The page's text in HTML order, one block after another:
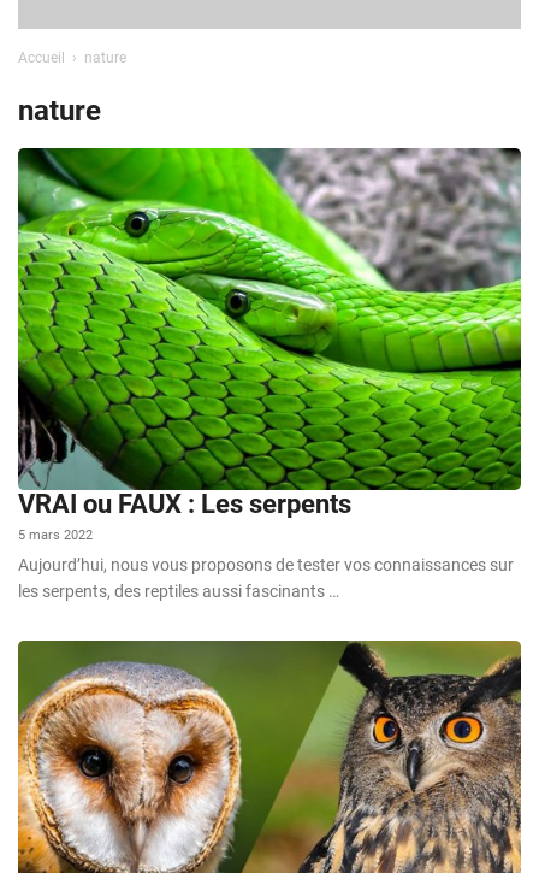
Accueil nature
nature
VRAI ou FAUX : Les serpents
5 mars 2022
Aujourd’hui, nous vous proposons de tester vos connaissances sur
les serpents, des reptiles aussi fascinants …